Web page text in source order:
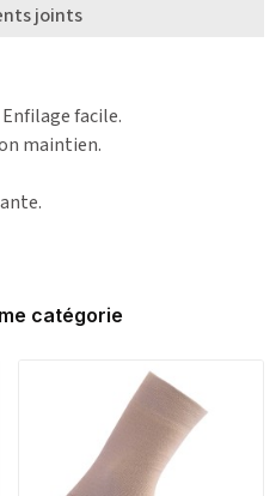
joints
facile.
maintien.
catégorie